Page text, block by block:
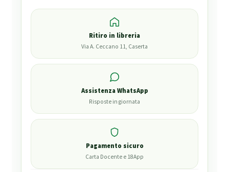
Ritiro in libreria
Via A. Ceccano 11, Caserta
Assistenza WhatsApp
Risposte in giornata
Pagamento sicuro
Carta Docente e 18App